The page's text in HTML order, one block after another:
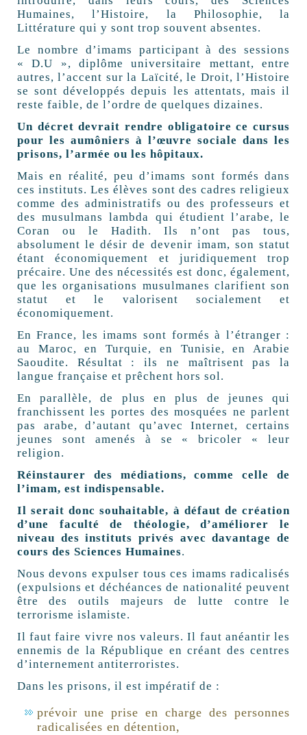
Humaines, l’Histoire, la Philosophie, la
Littérature qui y sont trop souvent absentes.
Le nombre d’imams participant à des sessions
« D.U », diplôme universitaire mettant, entre
autres, l’accent sur la Laïcité, le Droit, l’Histoire
se sont développés depuis les attentats, mais il
reste faible, de l’ordre de quelques dizaines.
Un décret devrait rendre obligatoire ce cursus
pour les aumôniers à l’œuvre sociale dans les
prisons, l’armée ou les hôpitaux.
Mais en réalité, peu d’imams sont formés dans
ces instituts. Les élèves sont des cadres religieux
comme des administratifs ou des professeurs et
des musulmans lambda qui étudient l’arabe, le
Coran ou le Hadith. Ils n’ont pas tous,
absolument le désir de devenir imam, son statut
étant économiquement et juridiquement trop
précaire. Une des nécessités est donc, également,
que les organisations musulmanes clarifient son
statut et le valorisent socialement et
économiquement.
En France, les imams sont formés à l’étranger :
au Maroc, en Turquie, en Tunisie, en Arabie
Saoudite. Résultat : ils ne maîtrisent pas la
langue française et prêchent hors sol.
En parallèle, de plus en plus de jeunes qui
franchissent les portes des mosquées ne parlent
pas arabe, d’autant qu’avec Internet, certains
jeunes sont amenés à se « bricoler « leur
religion.
Réinstaurer des médiations, comme celle de
l’imam, est indispensable.
Il serait donc souhaitable, à défaut de création
d’une faculté de théologie, d’améliorer le
niveau des instituts privés avec davantage de
cours des Sciences Humaines.
Nous devons expulser tous ces imams radicalisés
(expulsions et déchéances de nationalité peuvent
être des outils majeurs de lutte contre le
terrorisme islamiste.
Il faut faire vivre nos valeurs. Il faut anéantir les
ennemis de la République en créant des centres
d’internement antiterroristes.
Dans les prisons, il est impératif de :
prévoir une prise en charge des personnes
radicalisées en détention,